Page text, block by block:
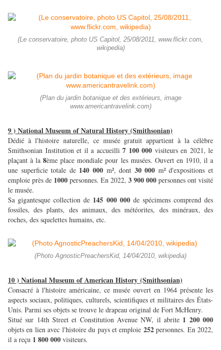
(Le conservatoire, photo US Capitol, 25/08/2011, www.flickr.com,
wikipedia)
(Plan du jardin botanique et des extérieurs, image
www.americantravelink.com)
9 ) National Museum of Natural History (Smithsonian)
Dédié à l'histoire naturelle, ce musée gratuit appartient à la célèbre
Smithsonian Institution et il a accueilli 7 100 000 visiteurs en 2021, le
plaçant à la8ème place mondiale pour les musées. Ouvert en 1910, il a
une superficie totale de 140 000m², dont 30 000 m² d'expositions et
emploie près de 1000 personnes. En 2022, 3 900 000 personnes ont visité
le musée.
Sa gigantesque collection de 145 000 000de spécimens comprend des
fossiles, des plants, des animaux, des météorites, des minéraux, des
roches, des squelettes humains, etc.
(Photo AgnosticPreachersKid, 14/04/2010, wikipedia)
10 ) National Museum of American History (Smithsonian)
Consacré à l'histoire américaine, ce musée ouvert en 1964 présente les
aspects sociaux, politiques, culturels, scientifiques et militaires des États-
Unis. Parmi ses objets se trouve le drapeau original de Fort McHenry.
Situé sur 14th Street et Constitution Avenue NW, il abrite 1 200 000
objets en lien avec l'histoire du pays et emploie 252personnes. En 2022,
il a reçu 1 800 000 visiteurs.